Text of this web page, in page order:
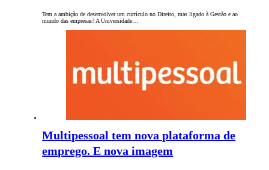
Tem a ambição de desenvolver um currículo no Direito, mas ligado à Gestão e ao
mundo das empresas? A Universidade…
Multipessoal tem nova plataforma de
emprego. E nova imagem